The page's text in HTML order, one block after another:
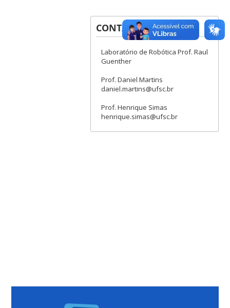
CONTATOS
Laboratório de Robótica Prof. Raul
Guenther
Prof. Daniel Martins
daniel.martins@ufsc.br
Prof. Henrique Simas
henrique.simas@ufsc.br